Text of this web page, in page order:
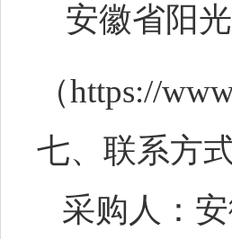
安徽省阳
（https://
七、联系方
采购人：